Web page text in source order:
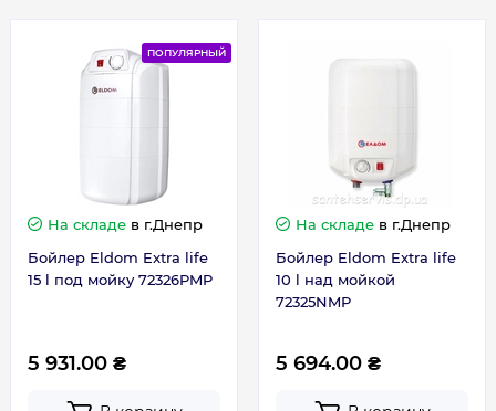
Высота, мм 430
Глубина, мм
ПОПУЛЯРНЫЙ
На складе в г.Днепр
Бойлер Eldom Extra life
15 l под мойку 72326PMP
5 931.00 ₴
На складе в г.Днепр
Бойлер Eldom Extra life
10 l над мойкой
72325NMP
5 694.00 ₴